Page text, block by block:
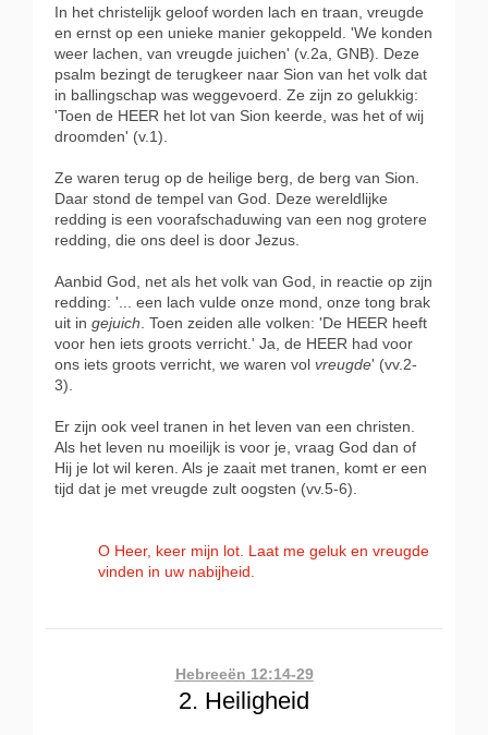
In het christelijk geloof worden lach en traan, vreugde
en ernst op een unieke manier gekoppeld. 'We konden
weer lachen, van vreugde juichen' (v.2a, GNB). Deze
psalm bezingt de terugkeer naar Sion van het volk dat
in ballingschap was weggevoerd. Ze zijn zo gelukkig:
'Toen de HEER het lot van Sion keerde, was het of wij
droomden' (v.1).
Ze waren terug op de heilige berg, de berg van Sion.
Daar stond de tempel van God. Deze wereldlijke
redding is een voorafschaduwing van een nog grotere
redding, die ons deel is door Jezus.
Aanbid God, net als het volk van God, in reactie op zijn
redding: '... een lach vulde onze mond, onze tong brak
uit in gejuich. Toen zeiden alle volken: 'De HEER heeft
voor hen iets groots verricht.' Ja, de HEER had voor
ons iets groots verricht, we waren vol vreugde' (vv.2-
3).
Er zijn ook veel tranen in het leven van een christen.
Als het leven nu moeilijk is voor je, vraag God dan of
Hij je lot wil keren. Als je zaait met tranen, komt er een
tijd dat je met vreugde zult oogsten (vv.5-6).
O Heer, keer mijn lot. Laat me geluk en vreugde
vinden in uw nabijheid.
Hebreeën 12:14-29
2. Heiligheid